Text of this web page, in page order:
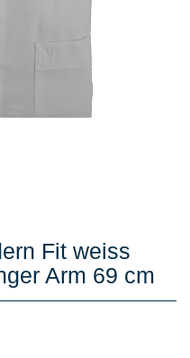
Fit weiss
Arm 69 cm